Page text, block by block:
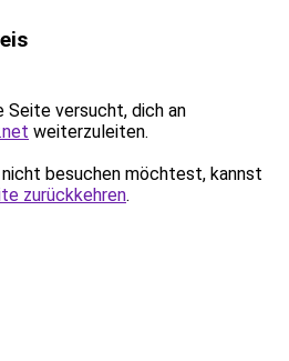
Seite versucht, dich an
weiterzuleiten.
besuchen möchtest, kannst
zurückkehren.